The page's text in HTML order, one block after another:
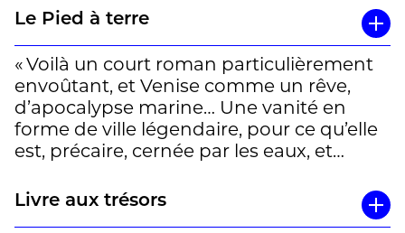
quelques heures et qui s'est ancrée en
Le Pied à terre
« Voilà un court roman particulièrement
envoûtant, et Venise comme un rêve,
d’apocalypse marine… Une vanité en
forme de ville légendaire, pour ce qu’elle
est, précaire, cernée par les eaux, et
Livre aux trésors